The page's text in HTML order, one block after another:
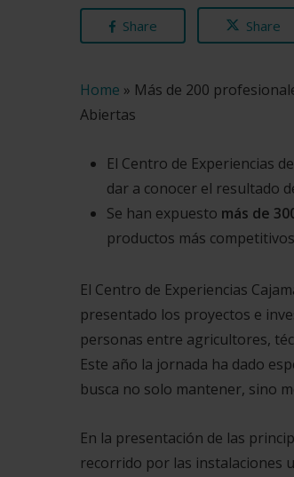
Share Share
Home » Más de 200
Abiertas
El Centro de Experiencias
dar a conocer el resultado
Se han expuesto más de
productos más
El Centro de Experiencias
presentado los proyectos e
personas entre agricultores,
Este año la jornada ha dado
busca no solo mantener, sino
En la presentación de las
recorrido por las instalaciones